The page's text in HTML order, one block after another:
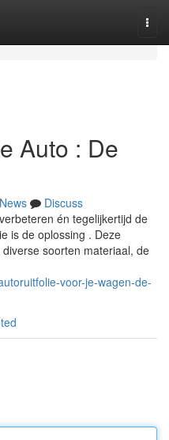
Auto : De
News
Discuss
én tegelijkertijd de
is de oplossing . Deze
soorten materiaal, de
voor-je-wagen-de-